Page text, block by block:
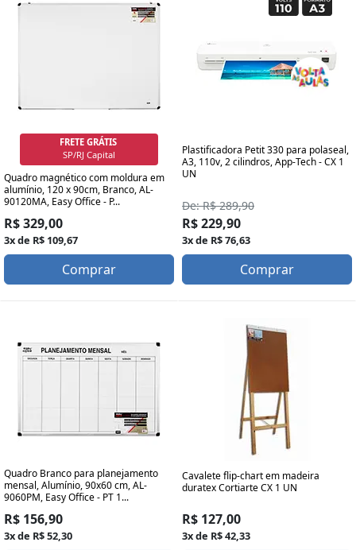
FRETE GRÁTIS
SP/RJ Capital
Quadro magnético com moldura em
alumínio, 120 x 90cm, Branco, AL-
90120MA, Easy Office - P...
R$ 329,00
3x de R$ 109,67
Comprar
Plastificadora Petit 330 para polaseal,
A3, 110v, 2 cilindros, App-Tech - CX 1
UN
De: R$ 289,90
R$ 229,90
3x de R$ 76,63
Comprar
Quadro Branco para planejamento
mensal, Alumínio, 90x60 cm, AL-
9060PM, Easy Office - PT 1...
R$ 156,90
3x de R$ 52,30
Cavalete flip-chart em madeira
duratex Cortiarte CX 1 UN
R$ 127,00
3x de R$ 42,33